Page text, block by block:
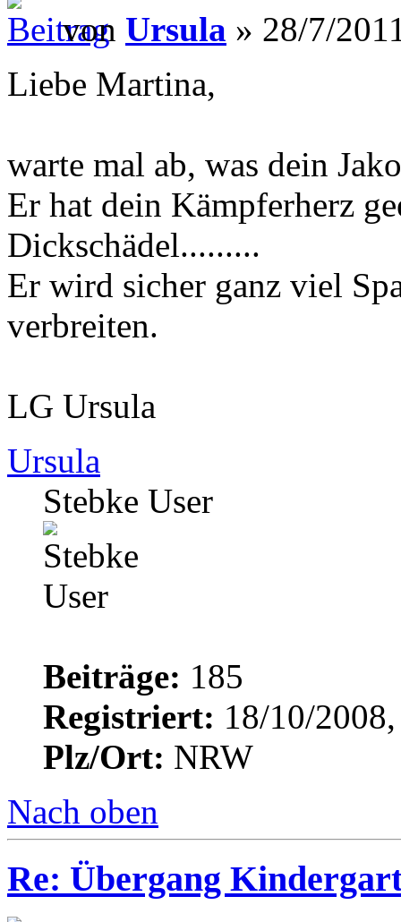
von Ursula » 28/7/
Liebe Martina,
warte mal ab, was dein
Er hat dein Kämpferherz
Dickschädel.........
Er wird sicher ganz viel
verbreiten.
LG Ursula
Ursula
Stebke User
Beiträge: 185
Registriert: 18/10/
Plz/Ort: NRW
Nach oben
Re: Übergang